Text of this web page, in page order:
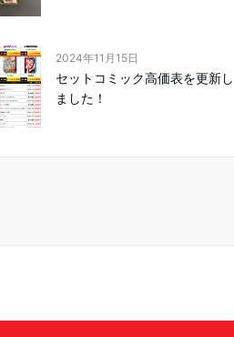
2024年11月15日
セットコミック高価表を更新し
ました！